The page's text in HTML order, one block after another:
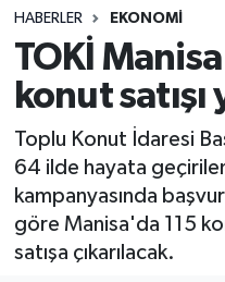
HABERLER EKONOMI
TOKİ
konut
Toplu Konut İdaresi
64 ilde hayata
kampanyasında
göre Manisa'da 115
satışa çıkarılacak.
Ekonomi
Genel
Gündem
Resmi İlan
Siyaset
Yunusemre Trafik
Süper Lig Puan
Tüm Manşetler
Son Dakika
Haber Arşivi